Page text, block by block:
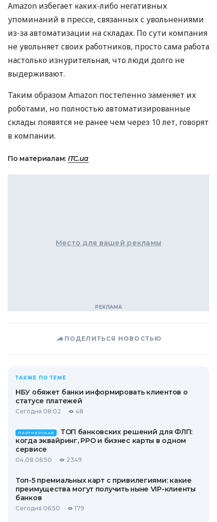
Amazon избегает каких-либо негативных
упоминаний в прессе, связанных с увольнениями
из-за автоматизации на складах. По сути компания
не увольняет своих работников, просто сама работа
настолько изнурительная, что люди долго не
выдерживают.
Таким образом Amazon постепенно заменяет их
роботами, но полностью автоматизированные
склады появятся не ранее чем через 10 лет, говорят
в компании.
По материалам: ITC.ua
Место для вашей рекламы
ПОДЕЛИТЬСЯ НОВОСТЬЮ
ТАКЖЕ ПО ТЕМЕ
НБУ обяжет банки информировать клиентов о
статусе платежей
Сегодня 08:02 48
ПАРТНЕРСКАЯ
ТОП банковских решений для ФЛП:
когда эквайринг, РРО и бизнес карты в одном
сервисе
04.08 06:50 2349
Топ-5 премиальных карт с привилегиями: какие
преимущества могут получить ныне VIP-клиенты
банков
Сегодня 06:50 179